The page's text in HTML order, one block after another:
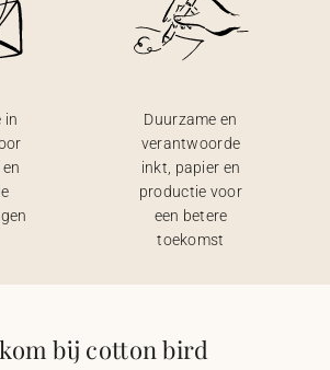
in
Duurzame en
verantwoorde
inkt, papier en
productie voor
een betere
toekomst
bij cotton bird